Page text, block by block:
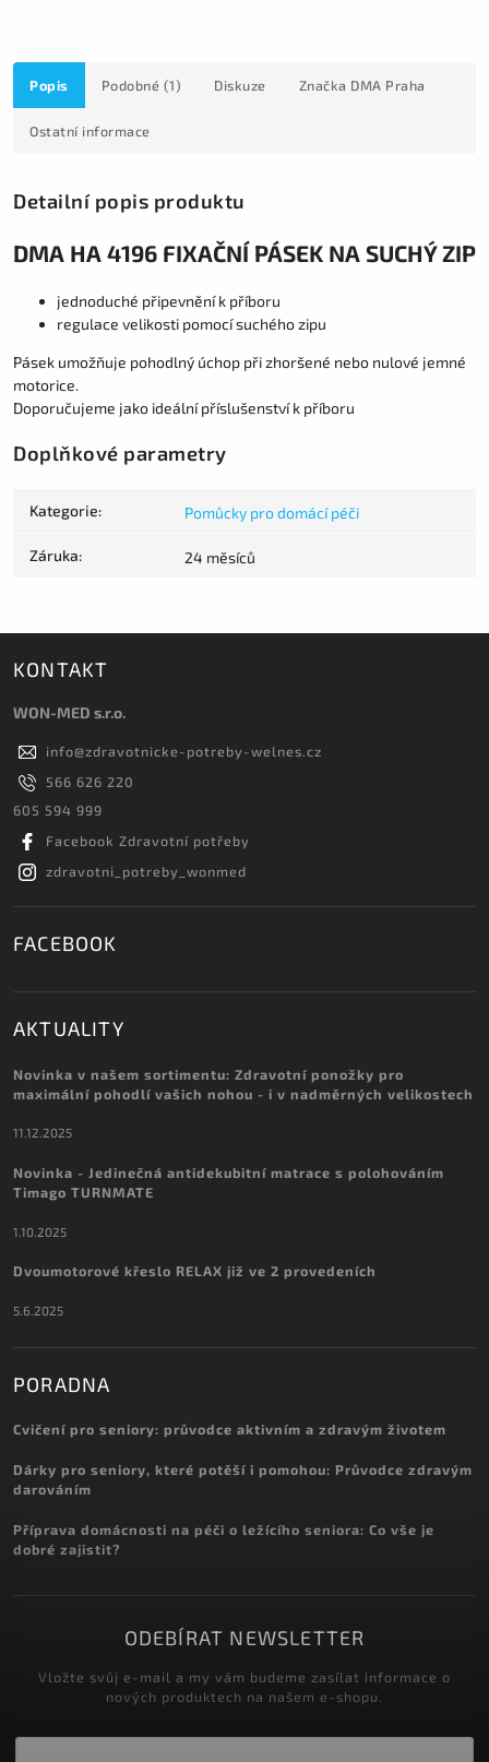
Popis Podobné (1) Diskuze Značka DMA Praha
Ostatní informace
Detailní popis produktu
DMA HA 4196 FIXAČNÍ PÁSEK NA SUCHÝ ZIP
jednoduché připevnění k příboru
regulace velikosti pomocí suchého zipu
Pásek umožňuje pohodlný úchop při zhoršené nebo nulové jemné
motorice.
Doporučujeme jako ideální příslušenství k příboru
Doplňkové parametry
Kategorie: Pomůcky pro domácí péči
Záruka: 24 měsíců
KONTAKT
WON-MED s.r.o.
info@zdravotnicke-potreby-welnes.cz
566 626 220
605 594 999
Facebook Zdravotní potřeby
zdravotni_potreby_wonmed
FACEBOOK
AKTUALITY
Novinka v našem sortimentu: Zdravotní ponožky pro
maximální pohodlí vašich nohou - i v nadměrných velikostech
11.12.2025
Novinka - Jedinečná antidekubitní matrace s polohováním
Timago TURNMATE
1.10.2025
Dvoumotorové křeslo RELAX již ve 2 provedeních
5.6.2025
PORADNA
Cvičení pro seniory: průvodce aktivním a zdravým životem
Dárky pro seniory, které potěší i pomohou: Průvodce zdravým
darováním
Příprava domácnosti na péči o ležícího seniora: Co vše je
dobré zajistit?
ODEBÍRAT NEWSLETTER
Vložte svůj e-mail a my vám budeme zasílat informace o
nových produktech na našem e-shopu.